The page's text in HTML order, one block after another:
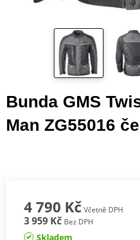
Bunda GMS
Man ZG55016
4 790 Kč Včetně DPH
3 959 Kč Bez DPH
Skladem